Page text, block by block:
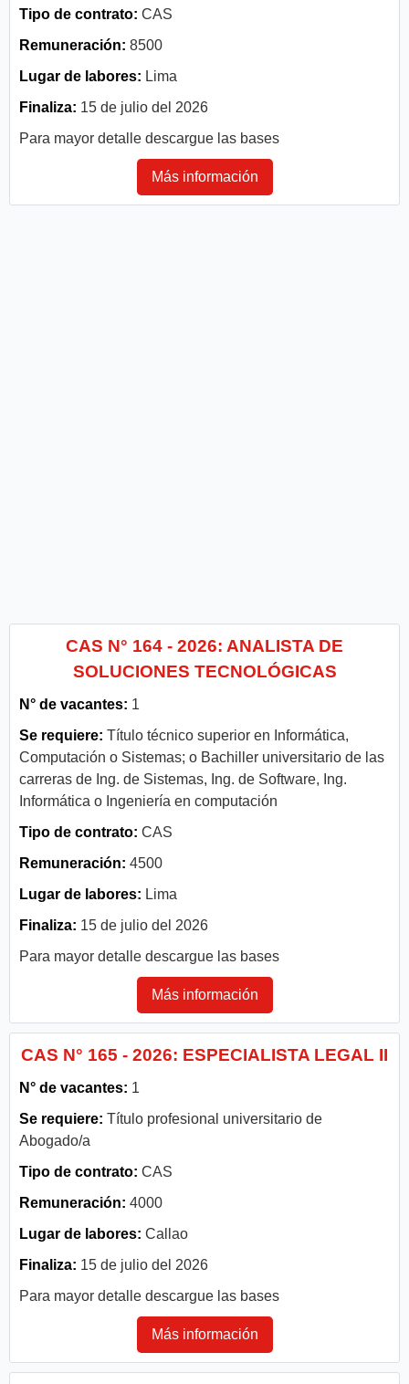
Tipo de contrato: CAS
Remuneración: 8500
Lugar de labores: Lima
Finaliza: 15 de julio del 2026
Para mayor detalle descargue las bases
Más información
CAS N° 164 - 2026: ANALISTA DE
SOLUCIONES TECNOLÓGICAS
N° de vacantes: 1
Se requiere: Título técnico superior en Informática,
Computación o Sistemas; o Bachiller universitario de las
carreras de Ing. de Sistemas, Ing. de Software, Ing.
Informática o Ingeniería en computación
Tipo de contrato: CAS
Remuneración: 4500
Lugar de labores: Lima
Finaliza: 15 de julio del 2026
Para mayor detalle descargue las bases
Más información
CAS N° 165 - 2026: ESPECIALISTA LEGAL II
N° de vacantes: 1
Se requiere: Título profesional universitario de
Abogado/a
Tipo de contrato: CAS
Remuneración: 4000
Lugar de labores: Callao
Finaliza: 15 de julio del 2026
Para mayor detalle descargue las bases
Más información